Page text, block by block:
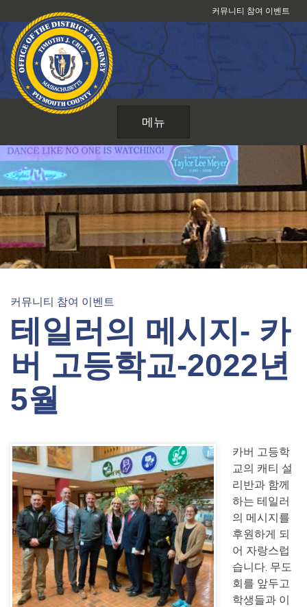
텐
츠
건
커뮤니티 참여 이벤트
메뉴
커뮤니티 참여 이벤트
테일러의 메시지- 카
버 고등학교-2022년
5월
카버 고등학
교의 캐티 설
리반과 함께
하는 테일러
의 메시지를
후원하게 되
어 자랑스럽
습니다. 무도
회를 앞두고
학생들과 이